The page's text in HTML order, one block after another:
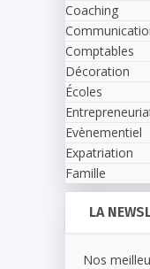
Coaching
Comptables
Décoration
Écoles
Evènementiel
Expatriation
Famille
LA
Nos